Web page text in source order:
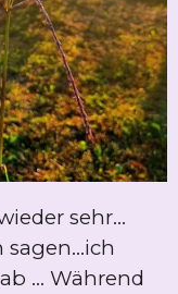
sehr...
... Während